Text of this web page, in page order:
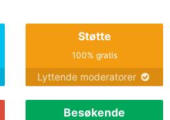
Støtte
100% gratis
Lyttende moderatorer
Besøkende